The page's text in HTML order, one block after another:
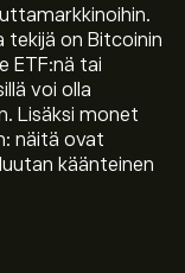
tekijä on Bitcoinin
ETF:nä tai
voi olla
Lisäksi monet
näitä ovat
käänteinen
arvo on
aikojen